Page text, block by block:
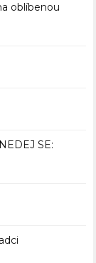
oblíbenou
SE: